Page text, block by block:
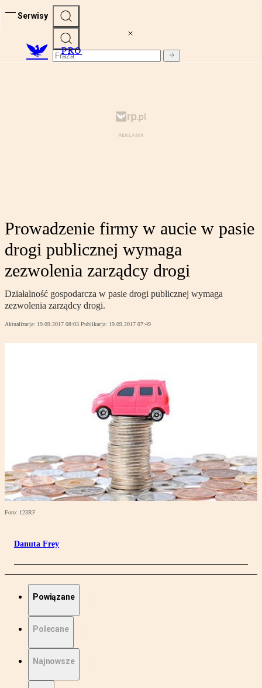
Serwisy
PRO
Prowadzenie firmy w aucie w pasie
drogi publicznej wymaga
zezwolenia zarządcy drogi
Działalność gospodarcza w pasie drogi publicznej wymaga
zezwolenia zarządcy drogi.
Aktualizacja: 19.09.2017 08:03 Publikacja: 19.09.2017 07:49
Foto: 123RF
Danuta Frey
Powiązane
Polecane
Najnowsze